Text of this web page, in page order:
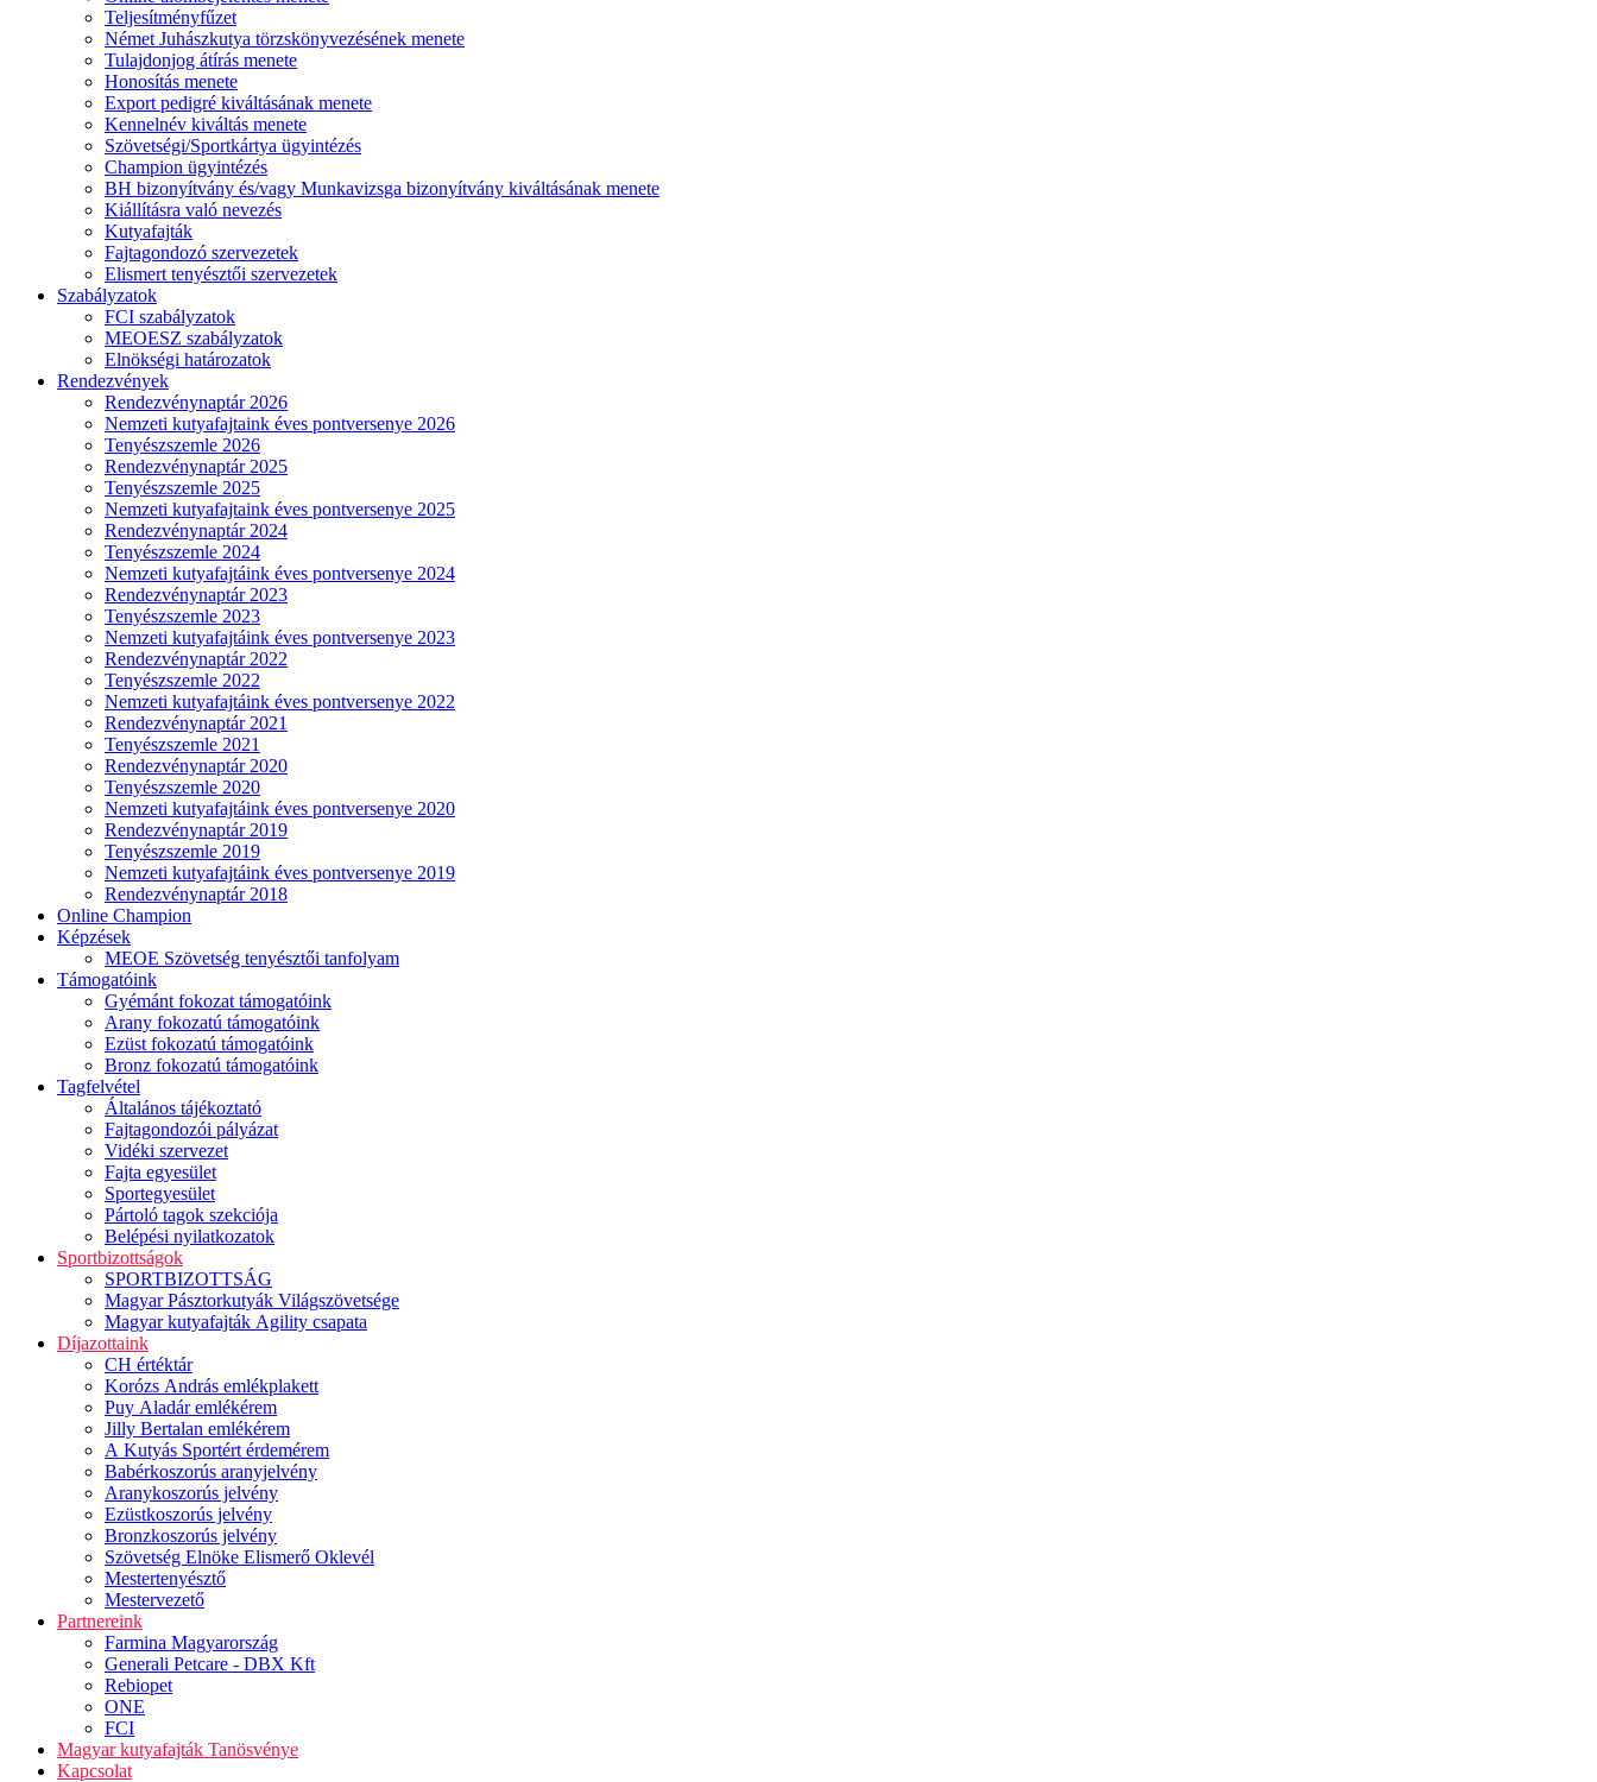
Teljesítményfűzet
Német Juhászkutya törzskönyvezésének menete
Tulajdonjog átírás menete
Honosítás menete
Export pedigré kiváltásának menete
Kennelnév kiváltás menete
Szövetségi/Sportkártya ügyintézés
Champion ügyintézés
BH bizonyítvány és/vagy Munkavizsga bizonyítvány kiváltásának menete
Kiállításra való nevezés
Kutyafajták
Fajtagondozó szervezetek
Elismert tenyésztői szervezetek
Szabályzatok
FCI szabályzatok
MEOESZ szabályzatok
Elnökségi határozatok
Rendezvények
Rendezvénynaptár 2026
Nemzeti kutyafajtaink éves pontversenye 2026
Tenyészszemle 2026
Rendezvénynaptár 2025
Tenyészszemle 2025
Nemzeti kutyafajtaink éves pontversenye 2025
Rendezvénynaptár 2024
Tenyészszemle 2024
Nemzeti kutyafajtáink éves pontversenye 2024
Rendezvénynaptár 2023
Tenyészszemle 2023
Nemzeti kutyafajtáink éves pontversenye 2023
Rendezvénynaptár 2022
Tenyészszemle 2022
Nemzeti kutyafajtáink éves pontversenye 2022
Rendezvénynaptár 2021
Tenyészszemle 2021
Rendezvénynaptár 2020
Tenyészszemle 2020
Nemzeti kutyafajtáink éves pontversenye 2020
Rendezvénynaptár 2019
Tenyészszemle 2019
Nemzeti kutyafajtáink éves pontversenye 2019
Rendezvénynaptár 2018
Online Champion
Képzések
MEOE Szövetség tenyésztői tanfolyam
Támogatóink
Gyémánt fokozat támogatóink
Arany fokozatú támogatóink
Ezüst fokozatú támogatóink
Bronz fokozatú támogatóink
Tagfelvétel
Általános tájékoztató
Fajtagondozói pályázat
Vidéki szervezet
Fajta egyesület
Sportegyesület
Pártoló tagok szekciója
Belépési nyilatkozatok
Sportbizottságok
SPORTBIZOTTSÁG
Magyar Pásztorkutyák Világszövetsége
Magyar kutyafajták Agility csapata
Díjazottaink
CH értéktár
Korózs András emlékplakett
Puy Aladár emlékérem
Jilly Bertalan emlékérem
A Kutyás Sportért érdemérem
Babérkoszorús aranyjelvény
Aranykoszorús jelvény
Ezüstkoszorús jelvény
Bronzkoszorús jelvény
Szövetség Elnöke Elismerő Oklevél
Mestertenyésztő
Mestervezető
Partnereink
Farmina Magyarország
Generali Petcare - DBX Kft
Rebiopet
ONE
FCI
Magyar kutyafajták Tanösvénye
Kapcsolat